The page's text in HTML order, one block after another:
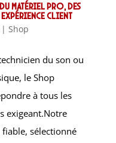
matériel pro, des
expérience client
Shop
du son ou
le Shop
à tous les
exigeant.Notre
sélectionné